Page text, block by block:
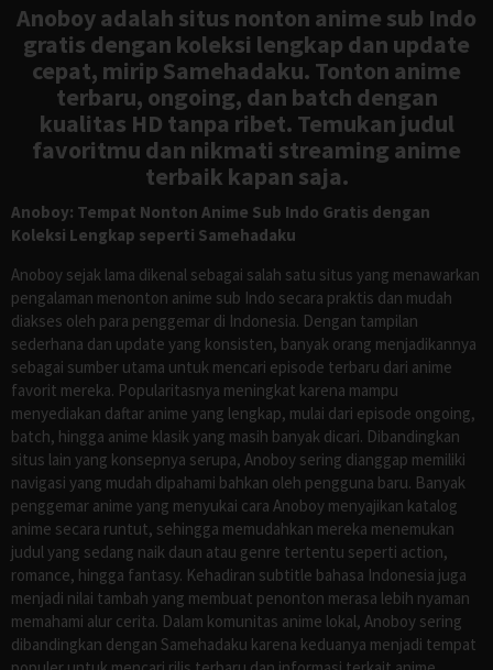
Anoboy adalah situs nonton anime sub Indo
gratis dengan koleksi lengkap dan update
cepat, mirip Samehadaku. Tonton anime
terbaru, ongoing, dan batch dengan
kualitas HD tanpa ribet. Temukan judul
favoritmu dan nikmati streaming anime
terbaik kapan saja.
Anoboy: Tempat Nonton Anime Sub Indo Gratis dengan
Koleksi Lengkap seperti Samehadaku
Anoboy sejak lama dikenal sebagai salah satu situs yang menawarkan
pengalaman menonton anime sub Indo secara praktis dan mudah
diakses oleh para penggemar di Indonesia. Dengan tampilan
sederhana dan update yang konsisten, banyak orang menjadikannya
sebagai sumber utama untuk mencari episode terbaru dari anime
favorit mereka. Popularitasnya meningkat karena mampu
menyediakan daftar anime yang lengkap, mulai dari episode ongoing,
batch, hingga anime klasik yang masih banyak dicari. Dibandingkan
situs lain yang konsepnya serupa, Anoboy sering dianggap memiliki
navigasi yang mudah dipahami bahkan oleh pengguna baru. Banyak
penggemar anime yang menyukai cara Anoboy menyajikan katalog
anime secara runtut, sehingga memudahkan mereka menemukan
judul yang sedang naik daun atau genre tertentu seperti action,
romance, hingga fantasy. Kehadiran subtitle bahasa Indonesia juga
menjadi nilai tambah yang membuat penonton merasa lebih nyaman
memahami alur cerita. Dalam komunitas anime lokal, Anoboy sering
dibandingkan dengan Samehadaku karena keduanya menjadi tempat